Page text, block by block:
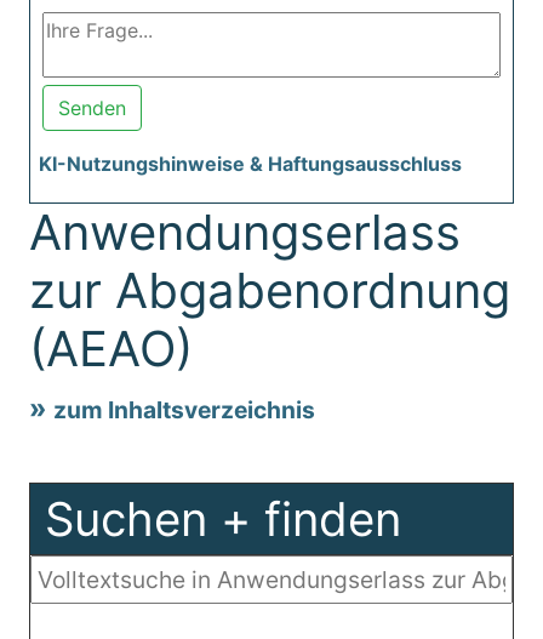
Senden
KI-Nutzungshinweise & Haftungsausschluss
Anwendungserlass
zur Abgabenordnung
(AEAO)
zum Inhaltsverzeichnis
Suchen + finden